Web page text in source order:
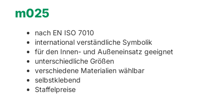
m025
nach EN ISO 7010
international verständliche Symbolik
für den Innen- und Außeneinsatz geeignet
unterschiedliche Größen
verschiedene Materialien wählbar
selbstklebend
Staffelpreise